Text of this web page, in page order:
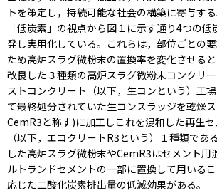
トを策定し，持続可能な社会の構築に寄与す
「低炭素」の視点から図１に示す通り4つの
発し実用化している。これらは，部位ごとの
ため高炉スラグ微粉末の置換率を変化させる
改良した３種類の高炉スラグ微粉末コンクリ
ストコンクリート（以下，生コンという）工
て最終処分されていた生コンスラッジを乾燥ス
CemR3と称す)に加工しこれを混和した再生
（以下，エコクリートR3という）１種類であ
した高炉スラグ微粉末やCemR3はセメント用
ルトランドセメントの一部に置換して用いる
応じた二酸化炭素排出量の低減効果がある。